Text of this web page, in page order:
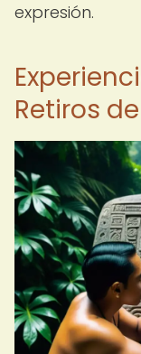
expresión.
Retiros